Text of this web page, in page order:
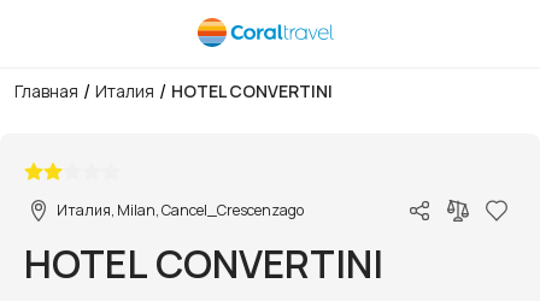
Главная / Италия / HOTEL CONVERTINI
Италия, Milan, Cancel_Crescenzago
HOTEL CONVERTINI